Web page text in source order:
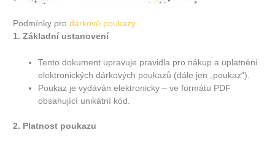
Podmínky prodárkové poukazy
1. Základní ustanovení
Tento dokument upravuje pravidla pro nákup a uplatnění
elektronických dárkových poukazů (dále jen „poukaz“).
Poukaz je vydáván elektronicky – ve formátu PDF
obsahující unikátní kód.
2. Platnost poukazu